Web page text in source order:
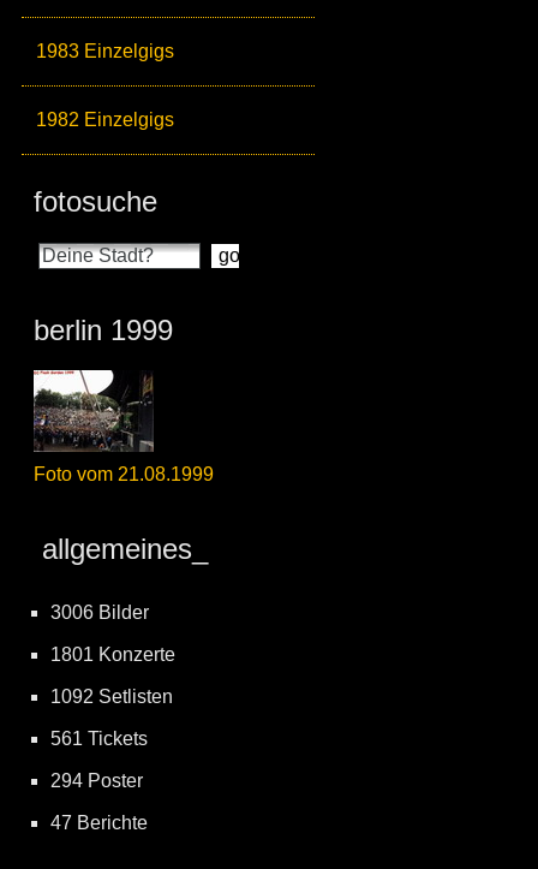
1983 Einzelgigs
1982 Einzelgigs
fotosuche
berlin 1999
Foto vom 21.08.1999
allgemeines_
3006 Bilder
1801 Konzerte
1092 Setlisten
561 Tickets
294 Poster
47 Berichte